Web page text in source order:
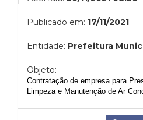
Publicado em: 17/11/2021
Entidade: Prefeitura
Objeto:
Contratação de empresa para
Limpeza e Manutenção de Ar